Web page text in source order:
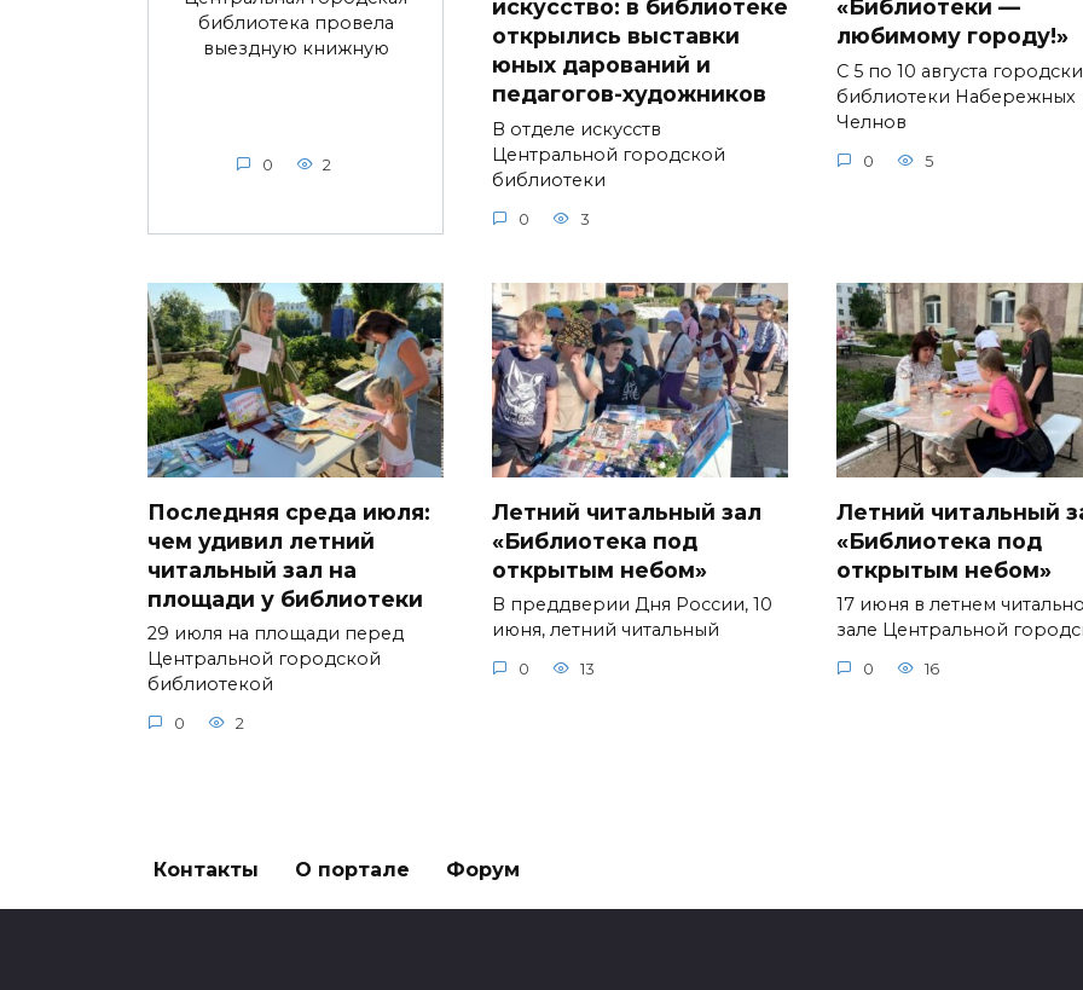
библиотека провела
выездную книжную
0 2
искусство: в библиотеке
открылись выставки
юных дарований и
педагогов-художников
В отделе искусств
Центральной городской
библиотеки
0 3
«Библиотеки —
любимому городу!»
С 5 по 10 августа
библиотеки Набережных
Челнов
0 5
Последняя среда июля:
чем удивил летний
читальный зал на
площади у библиотеки
29 июля на площади перед
Центральной городской
библиотекой
0 2
Летний читальный зал
«Библиотека под
открытым небом»
В преддверии Дня России, 10
июня, летний читальный
0 13
Летний читальный
«Библиотека под
открытым небом»
17 июня в летнем
зале Центральной
0 16
Контакты О портале Форум